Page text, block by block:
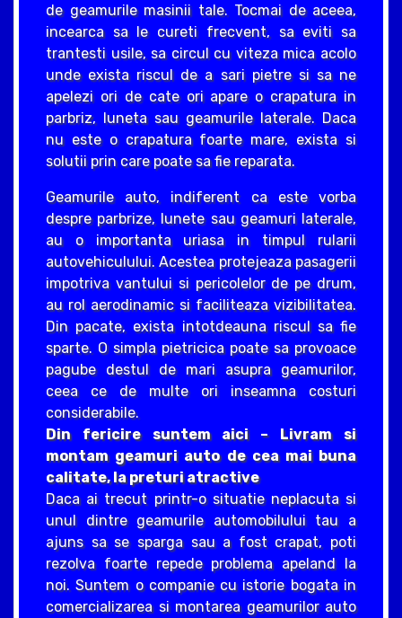
de geamurile masinii tale. Tocmai de aceea,
incearca sa le cureti frecvent, sa eviti sa
trantesti usile, sa circul cu viteza mica acolo
unde exista riscul de a sari pietre si sa ne
apelezi ori de cate ori apare o crapatura in
parbriz, luneta sau geamurile laterale. Daca
nu este o crapatura foarte mare, exista si
solutii prin care poate sa fie reparata.
Geamurile auto, indiferent ca este vorba
despre parbrize, lunete sau geamuri laterale,
au o importanta uriasa in timpul rularii
autovehiculului. Acestea protejeaza pasagerii
impotriva vantului si pericolelor de pe drum,
au rol aerodinamic si faciliteaza vizibilitatea.
Din pacate, exista intotdeauna riscul sa fie
sparte. O simpla pietricica poate sa provoace
pagube destul de mari asupra geamurilor,
ceea ce de multe ori inseamna costuri
considerabile.
Din fericire suntem aici – Livram si
montam geamuri auto de cea mai buna
calitate, la preturi atractive
Daca ai trecut printr-o situatie neplacuta si
unul dintre geamurile automobilului tau a
ajuns sa se sparga sau a fost crapat, poti
rezolva foarte repede problema apeland la
noi. Suntem o companie cu istorie bogata in
comercializarea si montarea geamurilor auto